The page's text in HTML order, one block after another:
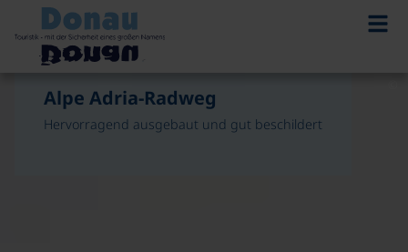
Alpe Adria-Radweg
Von Kärnten an die Adria
Alpe Adria-Radweg
Hervorragend ausgebaut und gut beschildert